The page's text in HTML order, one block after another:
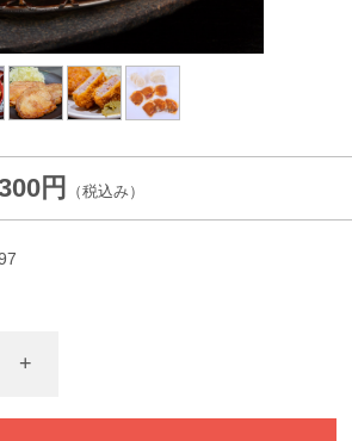
円 （税込み）
+